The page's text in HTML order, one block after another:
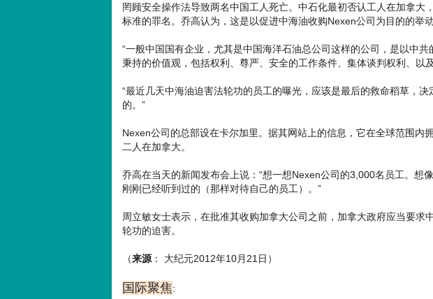
罔顾安全操作法导致两名中国工人死亡。中石化最初否认工人在加拿大
标准的罪名。乔高认为，这是以促进中海油收购Nexen公司为目的的举动
“一般中国国有企业，尤其是中国海洋石油总公司这样的公司，是以中
秉持的价值观，包括权利、尊严、安全的工作条件、集体谈判权利、以
“最近几天中海油迫害法轮功的员工的曝光，应该是最后的救命稻草，决
的。”
Nexen公司的总部设在卡尔加里。据其网站上的信息，它在全球范围内
二人在加拿大。
乔高在当天的新闻发布会上说：“想一想Nexen公司的3,000名员工。想
刚刚已经听到过的（那样对待自己的员工）。”
周立敏女士表示，在批准其收购加拿大公司之前，加拿大政府应当要求
轮功的迫害。
（来源 ： 大纪元2012年10月21日）
国际聚焦: